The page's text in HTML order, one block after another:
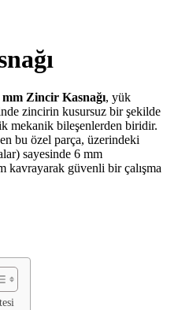
mm Zincir Kasnağı, yük
zincirin kusursuz bir şekilde
mekanik bileşenlerden biridir.
bu özel parça, üzerindeki
sayesinde 6 mm
kavrayarak güvenli bir çalışma